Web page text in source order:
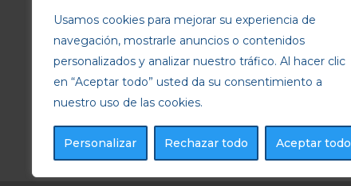
Usamos cookies para mejorar su experiencia de
navegación, mostrarle anuncios o contenidos
personalizados y analizar nuestro tráfico. Al hacer clic
en “Aceptar todo” usted da su consentimiento a
nuestro uso de las cookies.
Personalizar Rechazar todo Aceptar todo